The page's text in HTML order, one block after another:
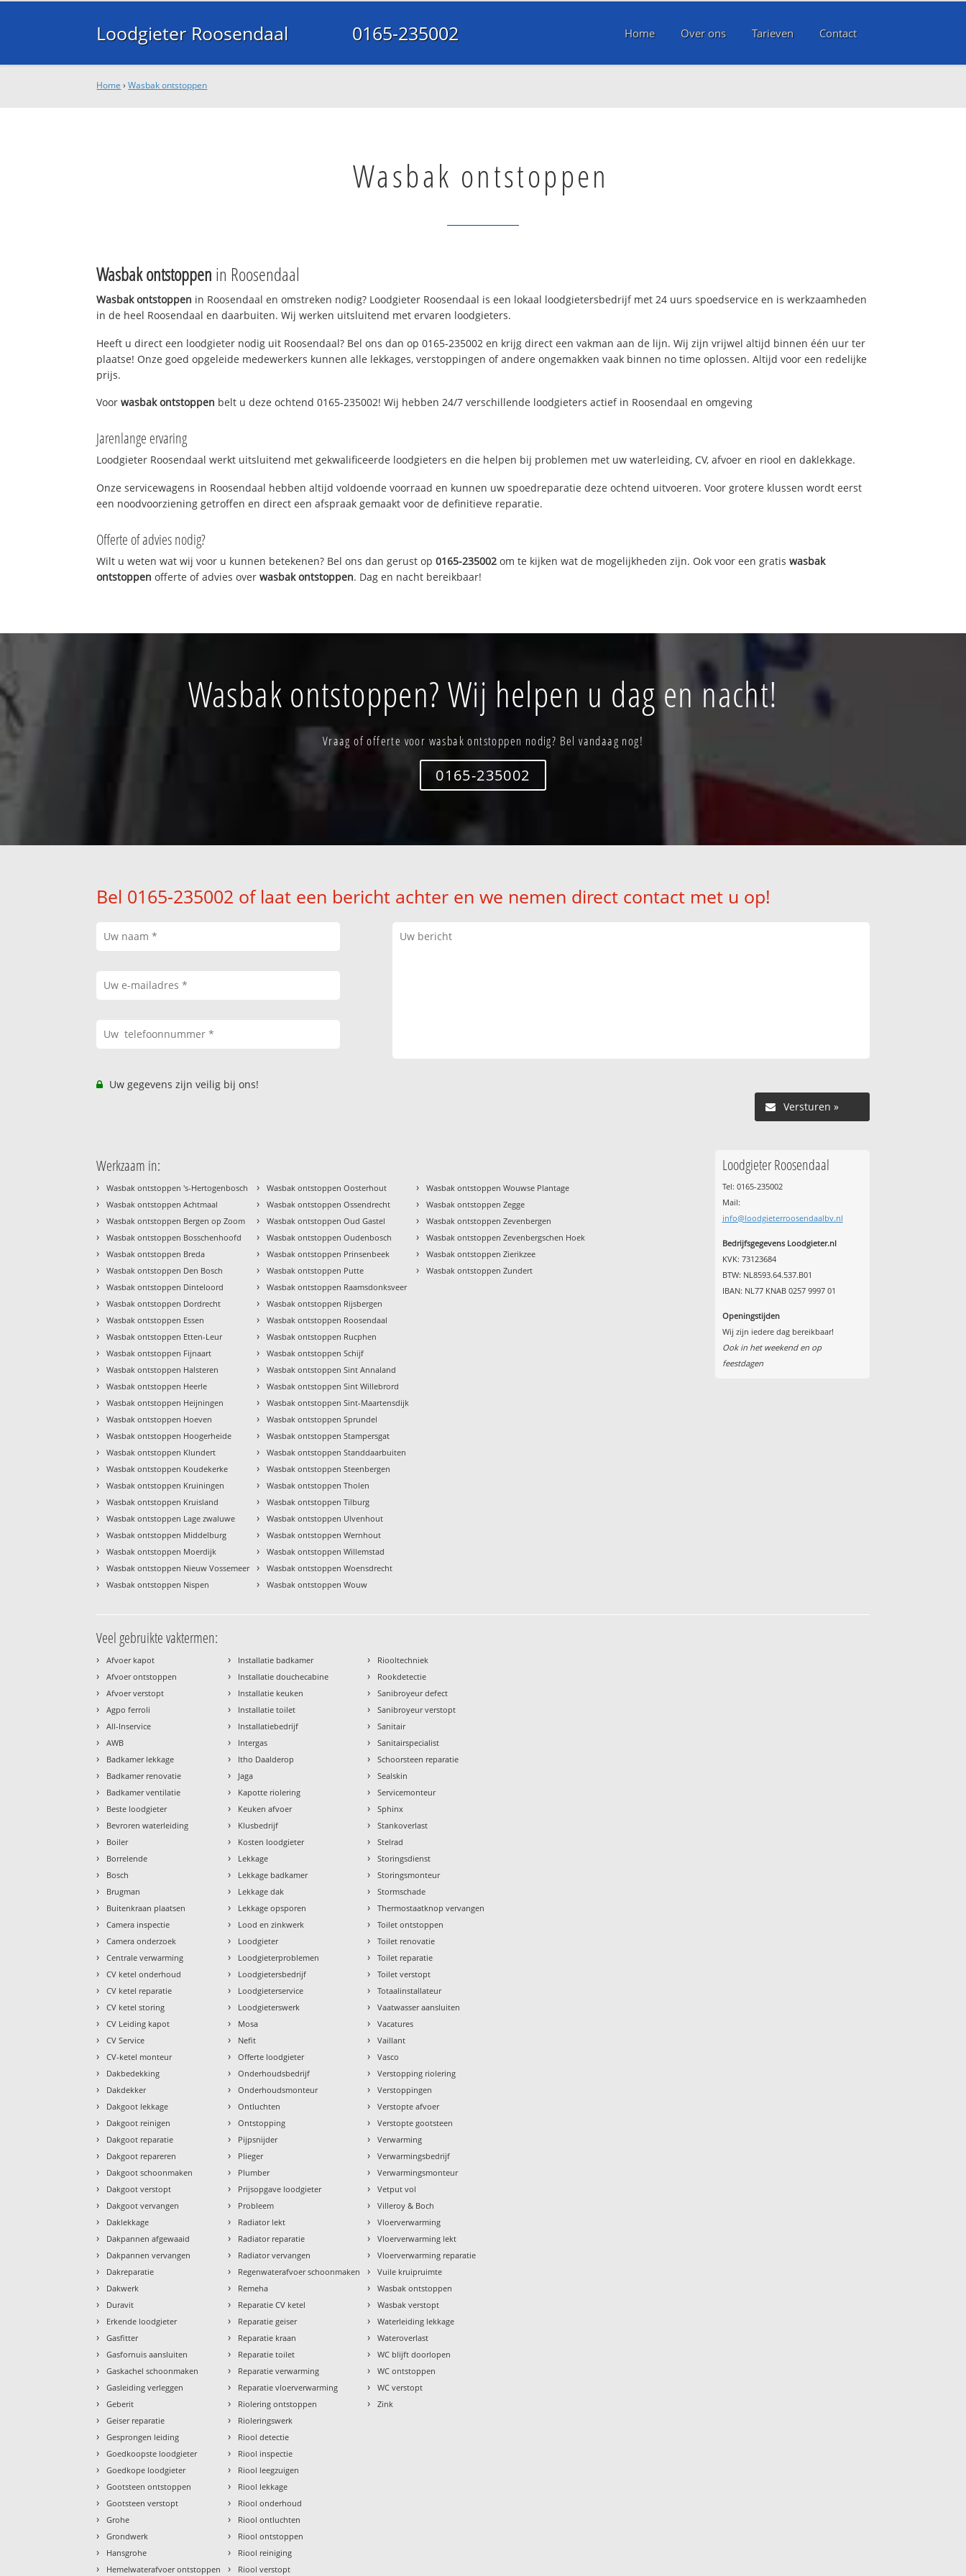
Loodgieter Roosendaal 0165-235002 Home Over ons Tarieven Contact
Home ›Wasbak ontstoppen
Wasbak ontstoppen
Wasbak ontstoppen in Roosendaal
Wasbak ontstoppen in Roosendaal en omstreken nodig? Loodgieter Roosendaal is een lokaal loodgietersbedrijf met 24 uurs spoedservice en is werkzaamheden
in de heel Roosendaal en daarbuiten. Wij werken uitsluitend met ervaren loodgieters.
Heeft u direct een loodgieter nodig uit Roosendaal? Bel ons dan op 0165-235002 en krijg direct een vakman aan de lijn. Wij zijn vrijwel altijd binnen één uur ter
plaatse! Onze goed opgeleide medewerkers kunnen alle lekkages, verstoppingen of andere ongemakken vaak binnen no time oplossen. Altijd voor een redelijke
prijs.
Voorwasbak ontstoppen belt u deze ochtend 0165-235002! Wij hebben 24/7 verschillende loodgieters actief in Roosendaal en omgeving
Jarenlange ervaring
Loodgieter Roosendaal werkt uitsluitend met gekwalificeerde loodgieters en die helpen bij problemen met uw waterleiding, CV, afvoer en riool en daklekkage.
Onze servicewagens in Roosendaal hebben altijd voldoende voorraad en kunnen uw spoedreparatie deze ochtend uitvoeren. Voor grotere klussen wordt eerst
een noodvoorziening getroffen en direct een afspraak gemaakt voor de definitieve reparatie.
Offerte of advies nodig?
Wilt u weten wat wij voor u kunnen betekenen? Bel ons dan gerust op0165-235002 om te kijken wat de mogelijkheden zijn. Ook voor een gratiswasbak
ontstoppen offerte of advies overwasbak ontstoppen. Dag en nacht bereikbaar!
Wasbak ontstoppen? Wij helpen u dag en nacht!
Vraag of offerte voor wasbak ontstoppen nodig? Bel vandaag nog!
0165-235002
Bel 0165-235002 of laat een bericht achter en we nemen direct contact met u op!
Uw gegevens zijn veilig bij ons!
Versturen »
Werkzaam in:
› Wasbak ontstoppen 's-Hertogenbosch
› Wasbak ontstoppen Achtmaal
› Wasbak ontstoppen Bergen op Zoom
› Wasbak ontstoppen Bosschenhoofd
› Wasbak ontstoppen Breda
› Wasbak ontstoppen Den Bosch
› Wasbak ontstoppen Dinteloord
› Wasbak ontstoppen Dordrecht
› Wasbak ontstoppen Essen
› Wasbak ontstoppen Etten-Leur
› Wasbak ontstoppen Fijnaart
› Wasbak ontstoppen Halsteren
› Wasbak ontstoppen Heerle
› Wasbak ontstoppen Heijningen
› Wasbak ontstoppen Hoeven
› Wasbak ontstoppen Hoogerheide
› Wasbak ontstoppen Klundert
› Wasbak ontstoppen Koudekerke
› Wasbak ontstoppen Kruiningen
› Wasbak ontstoppen Kruisland
› Wasbak ontstoppen Lage zwaluwe
› Wasbak ontstoppen Middelburg
› Wasbak ontstoppen Moerdijk
› Wasbak ontstoppen Nieuw Vossemeer
› Wasbak ontstoppen Nispen
› Wasbak ontstoppen Oosterhout
› Wasbak ontstoppen Ossendrecht
› Wasbak ontstoppen Oud Gastel
› Wasbak ontstoppen Oudenbosch
› Wasbak ontstoppen Prinsenbeek
› Wasbak ontstoppen Putte
› Wasbak ontstoppen Raamsdonksveer
› Wasbak ontstoppen Rijsbergen
› Wasbak ontstoppen Roosendaal
› Wasbak ontstoppen Rucphen
› Wasbak ontstoppen Schijf
› Wasbak ontstoppen Sint Annaland
› Wasbak ontstoppen Sint Willebrord
› Wasbak ontstoppen Sint-Maartensdijk
› Wasbak ontstoppen Sprundel
› Wasbak ontstoppen Stampersgat
› Wasbak ontstoppen Standdaarbuiten
› Wasbak ontstoppen Steenbergen
› Wasbak ontstoppen Tholen
› Wasbak ontstoppen Tilburg
› Wasbak ontstoppen Ulvenhout
› Wasbak ontstoppen Wernhout
› Wasbak ontstoppen Willemstad
› Wasbak ontstoppen Woensdrecht
› Wasbak ontstoppen Wouw
› Wasbak ontstoppen Wouwse Plantage
› Wasbak ontstoppen Zegge
› Wasbak ontstoppen Zevenbergen
› Wasbak ontstoppen Zevenbergschen Hoek
› Wasbak ontstoppen Zierikzee
› Wasbak ontstoppen Zundert
Loodgieter Roosendaal
Tel: 0165-235002
Mail:
info@loodgieterroosendaalbv.nl
Bedrijfsgegevens Loodgieter.nl
KVK: 73123684
BTW: NL8593.64.537.B01
IBAN: NL77 KNAB 0257 9997 01
Openingstijden
Wij zijn iedere dag bereikbaar!
Ook in het weekend en op
feestdagen
Veel gebruikte vaktermen:
› Afvoer kapot
› Afvoer ontstoppen
› Afvoer verstopt
› Agpo ferroli
› All-Inservice
› AWB
› Badkamer lekkage
› Badkamer renovatie
› Badkamer ventilatie
› Beste loodgieter
› Bevroren waterleiding
› Boiler
› Borrelende
› Bosch
› Brugman
› Buitenkraan plaatsen
› Camera inspectie
› Camera onderzoek
› Centrale verwarming
› CV ketel onderhoud
› CV ketel reparatie
› CV ketel storing
› CV Leiding kapot
› CV Service
› CV-ketel monteur
› Dakbedekking
› Dakdekker
› Dakgoot lekkage
› Dakgoot reinigen
› Dakgoot reparatie
› Dakgoot repareren
› Dakgoot schoonmaken
› Dakgoot verstopt
› Dakgoot vervangen
› Daklekkage
› Dakpannen afgewaaid
› Dakpannen vervangen
› Dakreparatie
› Dakwerk
› Duravit
› Erkende loodgieter
› Gasfitter
› Gasfornuis aansluiten
› Gaskachel schoonmaken
› Gasleiding verleggen
› Geberit
› Geiser reparatie
› Gesprongen leiding
› Goedkoopste loodgieter
› Goedkope loodgieter
› Gootsteen ontstoppen
› Gootsteen verstopt
› Grohe
› Grondwerk
› Hansgrohe
› Hemelwaterafvoer ontstoppen
› Installatie badkamer
› Installatie douchecabine
› Installatie keuken
› Installatie toilet
› Installatiebedrijf
› Intergas
› Itho Daalderop
› Jaga
› Kapotte riolering
› Keuken afvoer
› Klusbedrijf
› Kosten loodgieter
› Lekkage
› Lekkage badkamer
› Lekkage dak
› Lekkage opsporen
› Lood en zinkwerk
› Loodgieter
› Loodgieterproblemen
› Loodgietersbedrijf
› Loodgieterservice
› Loodgieterswerk
› Mosa
› Nefit
› Offerte loodgieter
› Onderhoudsbedrijf
› Onderhoudsmonteur
› Ontluchten
› Ontstopping
› Pijpsnijder
› Plieger
› Plumber
› Prijsopgave loodgieter
› Probleem
› Radiator lekt
› Radiator reparatie
› Radiator vervangen
› Regenwaterafvoer schoonmaken
› Remeha
› Reparatie CV ketel
› Reparatie geiser
› Reparatie kraan
› Reparatie toilet
› Reparatie verwarming
› Reparatie vloerverwarming
› Riolering ontstoppen
› Rioleringswerk
› Riool detectie
› Riool inspectie
› Riool leegzuigen
› Riool lekkage
› Riool onderhoud
› Riool ontluchten
› Riool ontstoppen
› Riool reiniging
› Riool verstopt
› Riooltechniek
› Rookdetectie
› Sanibroyeur defect
› Sanibroyeur verstopt
› Sanitair
› Sanitairspecialist
› Schoorsteen reparatie
› Sealskin
› Servicemonteur
› Sphinx
› Stankoverlast
› Stelrad
› Storingsdienst
› Storingsmonteur
› Stormschade
› Thermostaatknop vervangen
› Toilet ontstoppen
› Toilet renovatie
› Toilet reparatie
› Toilet verstopt
› Totaalinstallateur
› Vaatwasser aansluiten
› Vacatures
› Vaillant
› Vasco
› Verstopping riolering
› Verstoppingen
› Verstopte afvoer
› Verstopte gootsteen
› Verwarming
› Verwarmingsbedrijf
› Verwarmingsmonteur
› Vetput vol
› Villeroy & Boch
› Vloerverwarming
› Vloerverwarming lekt
› Vloerverwarming reparatie
› Vuile kruipruimte
› Wasbak ontstoppen
› Wasbak verstopt
› Waterleiding lekkage
› Wateroverlast
› WC blijft doorlopen
› WC ontstoppen
› WC verstopt
› Zink